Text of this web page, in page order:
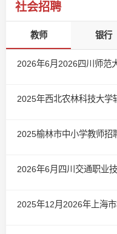
社会招聘
教师 银行
2026年6月2026四川师范
2025年西北农林科技大学
2025榆林市中小学教师招
2025年12月2026年上海